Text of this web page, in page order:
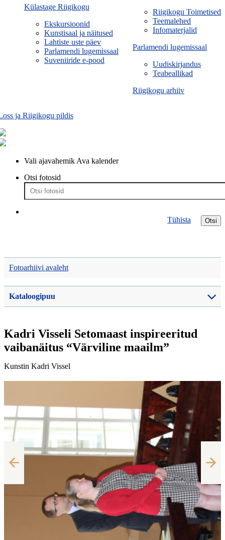
Riigikogu Toimetised
Teemalehed
Infomaterjalid
Parlamendi lugemissaal
Uudiskirjandus
Teabeallikad
Riigikogu arhiiv
Külastage Riigikogu
Ekskursioonid
Kunstisaal ja näitused
Lahtiste uste päev
Parlamendi lugemissaal
Suveniiride e-pood
ja Riigikogu pildis
Vali ajavahemik Ava kalender
Otsi fotosid
Otsi
Tühista
Fotoarhiivi avaleht
Kataloogipuu
Kadri Visseli Setomaast inspireeritud
vaibanäitus “Värviline maailm”
Kunstin Kadri Vissel